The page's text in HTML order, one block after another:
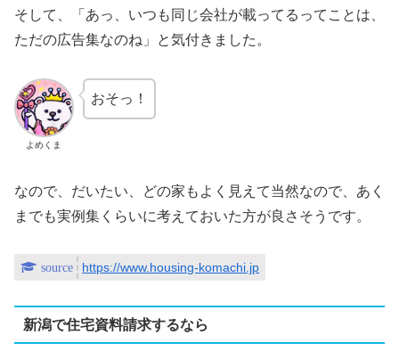
そして、「あっ、いつも同じ会社が載ってるってことは、
ただの広告集なのね」と気付きました。
よめくま
おそっ！
なので、だいたい、どの家もよく見えて当然なので、あく
までも実例集くらいに考えておいた方が良さそうです。
https://www.housing-komachi.jp
新潟で住宅資料請求するなら